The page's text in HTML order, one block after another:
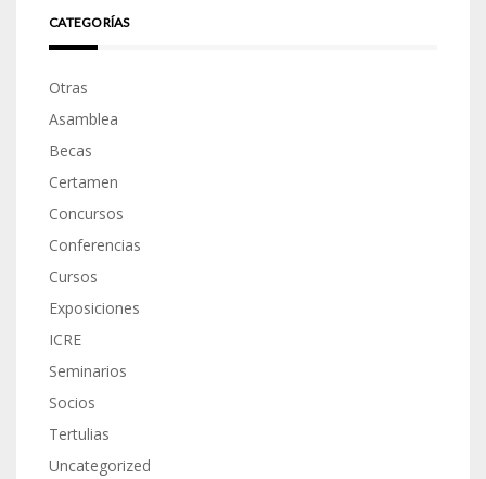
CATEGORÍAS
Otras
Asamblea
Becas
Certamen
Concursos
Conferencias
Cursos
Exposiciones
ICRE
Seminarios
Socios
Tertulias
Uncategorized